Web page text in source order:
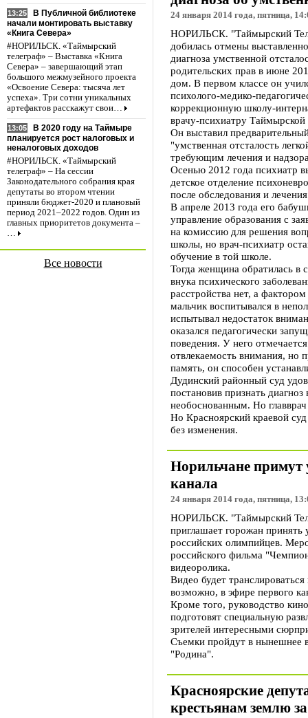
13:25
В Публичной библиотеке
начали монтировать выставку
«Книга Севера»
#НОРИЛЬСК. «Таймырский
телеграф» – Выставка «Книга
Севера» – завершающий этап
большого межмузейного проекта
«Освоение Севера: тысяча лет
успеха». Три сотни уникальных
артефактов расскажут свои…
13:05
В 2020 году на Таймыре
планируется рост налоговых и
неналоговых доходов
#НОРИЛЬСК. «Таймырский
телеграф» – На сессии
Законодательного собрания края
депутаты во втором чтении
приняли бюджет-2020 и плановый
период 2021–2022 годов. Один из
главных приоритетов документа –
…
Все новости
24 января 2014 года, пятница,
НОРИЛЬСК. "Таймырский
добилась отмены
диагноза умственной
родительских прав в июне
дом. В первом классе он
психолого-медико-
коррекционную школу-
врачу-психиатру
Он выставил
"умственная отсталость
требующим лечения и
Осенью 2012 года психиатр
детское отделение
после обследования и
В апреле 2013 года его
управление образования с
на комиссию для решения
школы, но врач-психиатр
обучение в той школе.
Тогда женщина обратилась в
внука психического
расстройства нет, а
мальчик воспитывался в
испытывал недостаток
оказался педагогически
поведения. У него
отвлекаемость внимания, но
память, он способен
Дудинский районный суд
постановив признать
необоснованным. Но
Но Красноярский краевой
без изменения.
Норильчане примут
канала
24 января 2014 года, пятница,
НОРИЛЬСК. "Таймырский
приглашает горожан принять
российских олимпийцев.
российского фильма
видеоролика.
Видео будет
возможно, в эфире первого
Кроме того, руководство
подготовят специальную
зрителей интересными
Съемки пройдут в нынешнее
"Родина".
Красноярские
крестьянам землю